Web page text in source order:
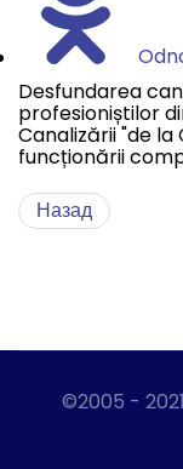
Desfundarea
profesioniștilor
Canalizării "de la
funcționării
Назад
©2005 -